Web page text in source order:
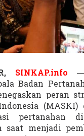
a
r
d
a
n
I
g
r
i
t
a
s
SINKAP.info
Badan
peran
pertanahan
saat menjadi